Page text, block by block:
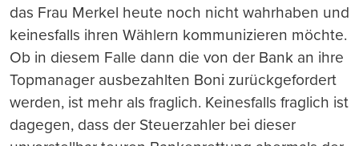
das Frau Merkel heute noch nicht wahrhaben und
keinesfalls ihren Wählern kommunizieren möchte.
Ob in diesem Falle dann die von der Bank an ihre
Topmanager ausbezahlten Boni zurückgefordert
werden, ist mehr als fraglich. Keinesfalls fraglich ist
dagegen, dass der Steuerzahler bei dieser